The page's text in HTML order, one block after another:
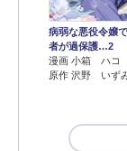
病弱な悪役令嬢
者が過保護…2
漫画 小箱 ハコ
原作 沢野 いず